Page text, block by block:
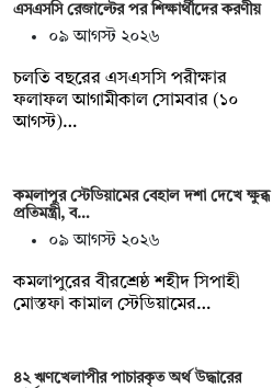
এসএসসি রেজাল্টের পর শিক্ষার্থীদের করণীয়
০৯ আগস্ট ২০২৬
চলতি বছরের এসএসসি পরীক্ষার
ফলাফল আগামীকাল সোমবার (১০
আগস্ট)…
কমলাপুর স্টেডিয়ামের বেহাল দশা দেখে ক্ষুব্ধ
প্রতিমন্ত্রী, ব…
০৯ আগস্ট ২০২৬
কমলাপুরের বীরশ্রেষ্ঠ শহীদ সিপাহী
মোস্তফা কামাল স্টেডিয়ামের…
৪২ ঋণখেলাপীর পাচারকৃত অর্থ উদ্ধারের